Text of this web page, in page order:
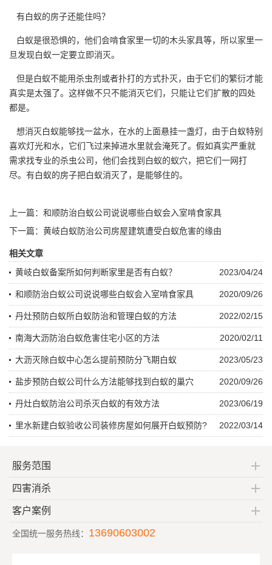
有白蚁的房子还能住吗？
白蚁是很恐惧的，他们会啃食家里一切的木头家具等，所以家里一
旦发现白蚁一定要立即消灭。
但是白蚁不能用杀虫剂或者扑打的方式扑灭，由于它们的繁衍才能
真实是太强了。这样做不只不能消灭它们，只能让它们扩散的四处
都是。
想消灭白蚁能够找一盆水，在水的上面悬挂一盏灯，由于白蚁特别
喜欢灯光和水，它们飞过来掉进水里就会淹死了。假如真实严重就
需求找专业的杀虫公司 ，他们会找到白蚁的蚁穴，把它们一网打
尽。有白蚁的房子把白蚁消灭了，是能够住的。
上一篇： 和顺防治白蚁公司说说哪些白蚁会入室啃食家具
下一篇： 黄岐白蚁防治公司房屋建筑遭受白蚁危害的缘由
相关文章
2023/04/24
黄岐白蚁备案所如何判断家里是否有白蚁？
2020/09/26
和顺防治白蚁公司说说哪些白蚁会入室啃食家具
2022/02/15
丹灶预防白蚁所白蚁防治和管理白蚁的方法
2020/02/11
南海大沥防治白蚁危害住宅小区的方法
2023/05/23
大沥灭除白蚁中心怎么提前预防分飞期白蚁
2020/09/26
盐步预防白蚁公司什么方法能够找到白蚁的巢穴
2023/06/19
丹灶白蚁防治公司杀灭白蚁的有效方法
2022/03/14
里水新建白蚁验收公司装修房屋如何展开白蚁预防?
服务范围
四害消杀
客户案例
全国统一服务热线： 13690603002